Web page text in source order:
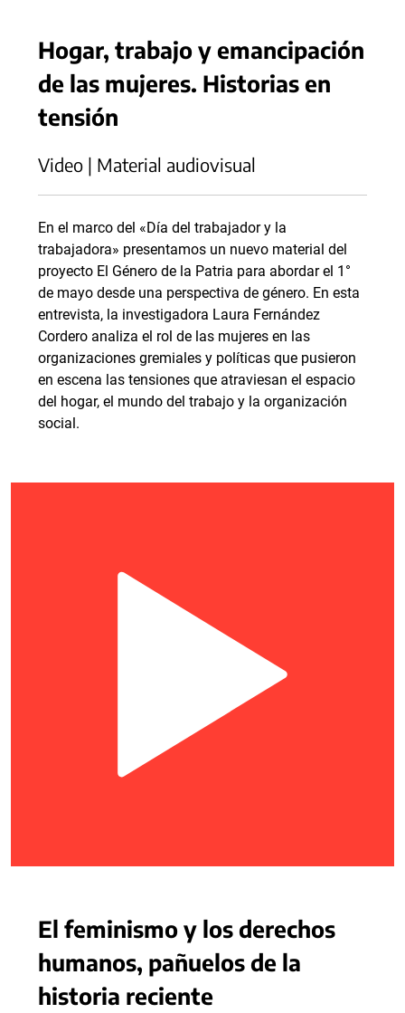
Hogar, trabajo y emancipación
de las mujeres. Historias en
tensión
Video | Material audiovisual
En el marco del «Día del trabajador y la
trabajadora» presentamos un nuevo material del
proyecto El Género de la Patria para abordar el 1°
de mayo desde una perspectiva de género. En esta
entrevista, la investigadora Laura Fernández
Cordero analiza el rol de las mujeres en las
organizaciones gremiales y políticas que pusieron
en escena las tensiones que atraviesan el espacio
del hogar, el mundo del trabajo y la organización
social.
El feminismo y los derechos
humanos, pañuelos de la
historia reciente